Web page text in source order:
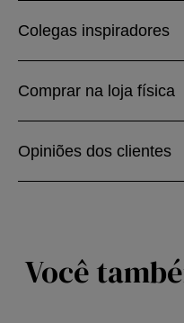
Colegas inspiradores
Comprar na loja física
Opiniões dos clientes
Você